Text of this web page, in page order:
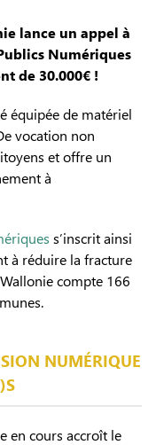
lance un appel à
Numériques
de 30.000€ !
équipée de matériel
vocation non
et offre un
à
s’inscrit ainsi
à réduire la fracture
compte 166
NUMÉRIQUE
en cours accroît le